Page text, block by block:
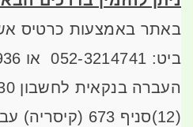
באתר באמצעות כרטיס
ביט: 052-3214741 או 052-5565936
(12)סניף 673 (קיסריה) עבור אפי וחגית שטרית